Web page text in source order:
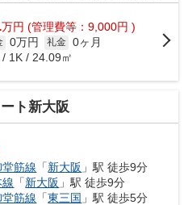
...
万円 (管理費等：9,000円 )
0万円 礼金 0ヶ月
/ 1K / 24.09㎡
ト新大阪
筋線 「新大阪 」駅 徒歩9分
「新大阪 」駅 徒歩9分
筋線 「東三国 」駅 徒歩5分